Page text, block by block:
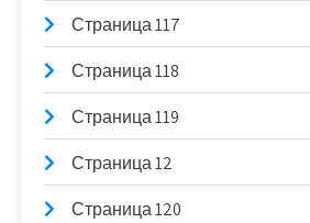
Страница 117
Страница 118
Страница 119
Страница 12
Страница 120